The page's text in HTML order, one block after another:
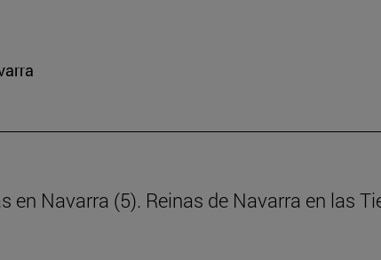
en Navarra (5). Reinas de Navarra en las